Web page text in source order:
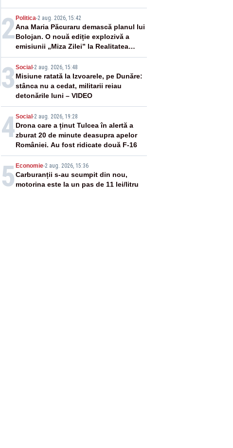
2Politica-2 aug. 2026, 15:42
Ana Maria Păcuraru demască planul lui
Bolojan. O nouă ediție explozivă a
emisiunii „Miza Zilei” la Realitatea
PLUS
3 Social-2 aug. 2026, 15:48
Misiune ratată la Izvoarele, pe Dunăre:
stânca nu a cedat, militarii reiau
detonările luni – VIDEO
4Social-2 aug. 2026, 19:28
Drona care a ținut Tulcea în alertă a
zburat 20 de minute deasupra apelor
României. Au fost ridicate două F-16
5 Economie-2 aug. 2026, 15:36
Carburanții s-au scumpit din nou,
motorina este la un pas de 11 lei/litru